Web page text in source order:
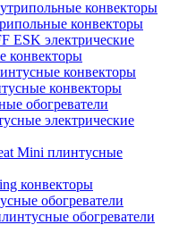
конвекторы
ESK электрические
конвекторы
конвекторы
обогреватели
электрические
Mini плинтусные
конвекторы
обогреватели
обогреватели